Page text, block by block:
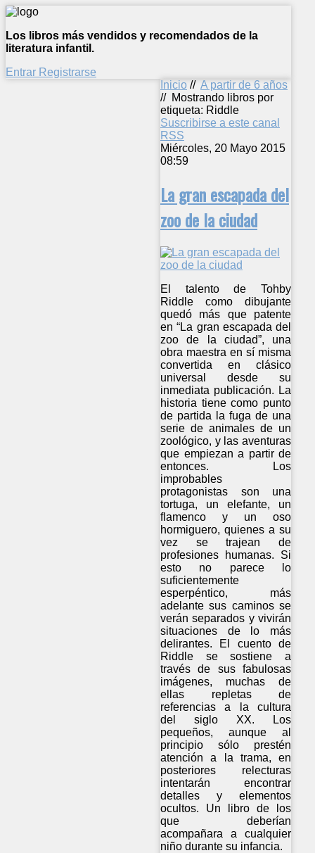
Los libros más vendidos y recomendados de la
literatura infantil.
Entrar Registrarse
Inicio // A partir de 6 años
// Mostrando libros por
etiqueta: Riddle
Suscribirse a este canal
RSS
Miércoles, 20 Mayo 2015
08:59
La gran escapada del
zoo de la ciudad
El talento de Tohby
Riddle como dibujante
quedó más que patente
en “La gran escapada del
zoo de la ciudad”, una
obra maestra en sí misma
convertida en clásico
universal desde su
inmediata publicación. La
historia tiene como punto
de partida la fuga de una
serie de animales de un
zoológico, y las aventuras
que empiezan a partir de
entonces. Los
improbables
protagonistas son una
tortuga, un elefante, un
flamenco y un oso
hormiguero, quienes a su
vez se trajean de
profesiones humanas. Si
esto no parece lo
suficientemente
esperpéntico, más
adelante sus caminos se
verán separados y vivirán
situaciones de lo más
delirantes. El cuento de
Riddle se sostiene a
través de sus fabulosas
imágenes, muchas de
ellas repletas de
referencias a la cultura
del siglo XX. Los
pequeños, aunque al
principio sólo prestén
atención a la trama, en
posteriores relecturas
intentarán encontrar
detalles y elementos
ocultos. Un libro de los
que deberían
acompañara a cualquier
niño durante su infancia.